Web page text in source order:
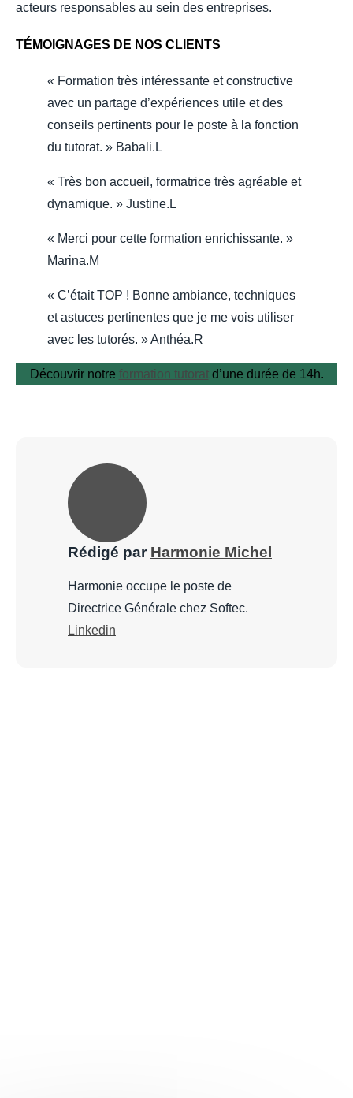
acteurs responsables au sein des entreprises.
TÉMOIGNAGES DE NOS CLIENTS
« Formation très intéressante et constructive
avec un partage d’expériences utile et des
conseils pertinents pour le poste à la fonction
du tutorat. » Babali.L
« Très bon accueil, formatrice très agréable et
dynamique. » Justine.L
« Merci pour cette formation enrichissante. »
Marina.M
« C’était TOP ! Bonne ambiance, techniques
et astuces pertinentes que je me vois utiliser
avec les tutorés. » Anthéa.R
Découvrir notre formation tutoratd’une durée de 14h.
Rédigé par Harmonie Michel
Harmonie occupe le poste de
Directrice Générale chez Softec.
Linkedin